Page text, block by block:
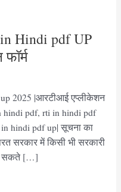
Hindi pdf UP
2025 |आरटीआई एप्लीकेशन
hindi pdf, rti in hindi pdf
hindi pdf up| सूचना का
सरकार में किसी भी सरकारी
सकते […]